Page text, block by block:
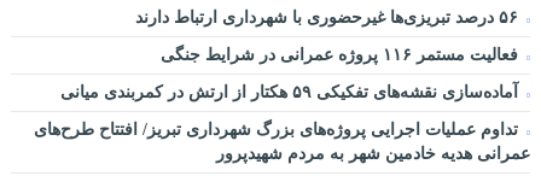
فعالیت مستمر ۱۱۶ پروژه عمرانی در شرایط جنگی
آماده‌سازی نقشه‌های تفکیکی ۵۹ هکتار از ارتش در کمربندی میانی
تداوم عملیات اجرایی پروژه‌های بزرگ شهرداری تبریز/ افتتاح طرح‌های
عمرانی هدیه خادمین شهر به مردم شهیدپرور